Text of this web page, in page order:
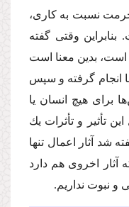
نسبت به كارى،
بنابراین وقتى گفته
بدین معنا است
انجام گرفته و سپس
براى هیچ انسان یا
تأثیر و تأثرات یك
شد آثار اعمال تنها
آثار اخروى هم دارد
نبوت نداریم.